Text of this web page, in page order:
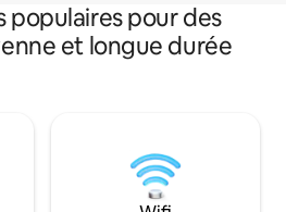
populaires pour des
et longue durée